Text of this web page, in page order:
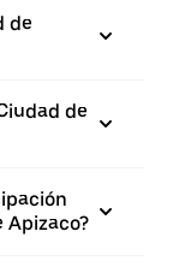
de
de
Apizaco?